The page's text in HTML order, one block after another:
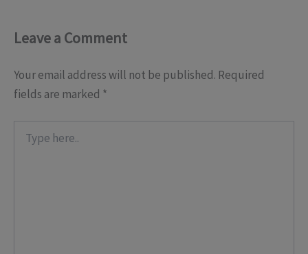
Leave a Comment
Your email address will not be published. Required
fields are marked *
here..